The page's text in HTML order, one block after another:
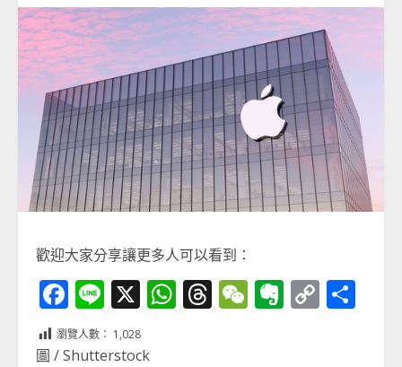
歡迎大家分享讓更多人可以看到：
Facebook
Line
X WhatsApp
Threads
WeChat
Evernote
Copy
瀏覽人數： 1,028
圖 / Shutterstock